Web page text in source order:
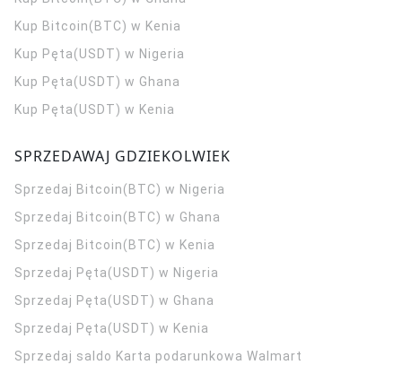
Kup Bitcoin(BTC) w Kenia
Kup Pęta(USDT) w Nigeria
Kup Pęta(USDT) w Ghana
Kup Pęta(USDT) w Kenia
SPRZEDAWAJ GDZIEKOLWIEK
Sprzedaj Bitcoin(BTC) w Nigeria
Sprzedaj Bitcoin(BTC) w Ghana
Sprzedaj Bitcoin(BTC) w Kenia
Sprzedaj Pęta(USDT) w Nigeria
Sprzedaj Pęta(USDT) w Ghana
Sprzedaj Pęta(USDT) w Kenia
Sprzedaj saldo Karta podarunkowa Walmart